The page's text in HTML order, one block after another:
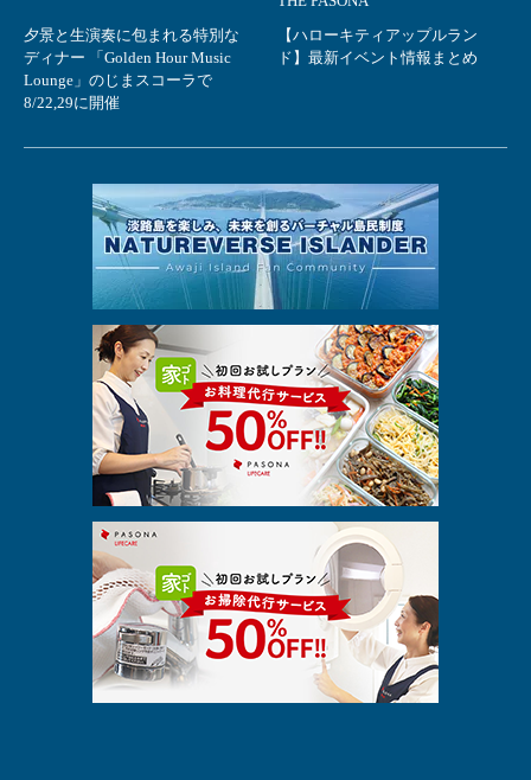
夕景と生演奏に包まれる特別な
ディナー 「Golden Hour Music
Lounge」のじまスコーラで
8/22,29に開催
【ハローキティアップルラン
ド】最新イベント情報まとめ